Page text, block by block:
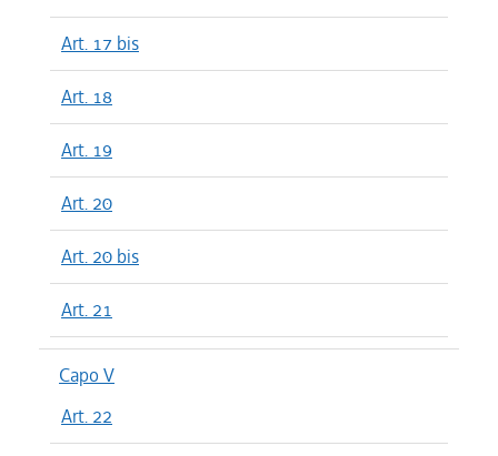
Art. 17 bis
Art. 18
Art. 19
Art. 20
Art. 20 bis
Art. 21
Capo V
Art. 22